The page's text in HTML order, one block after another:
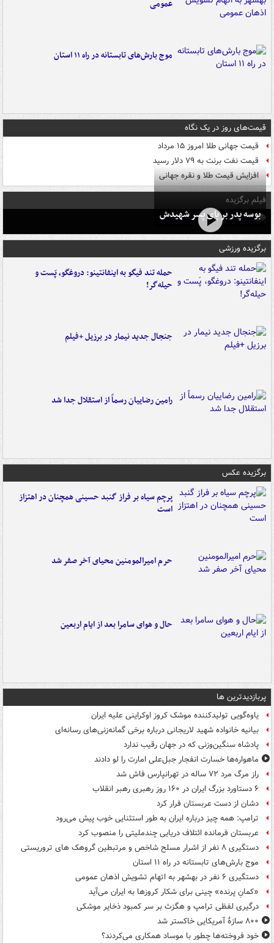
عمومی
موج بارش‌های تابستانه در راه ۱۱ استان
قیمت‌های روز در یک نگاه
قیمت جهانی طلا امروز ۱۵ مرداد
قیمت نفت برنت به ۷۹ دلار رسید
افزایش قیمت طلا و نقره جهانی
فیلم برگزیده
بوسه‌ پدر بر پای پسر شهیدش
برگزیده ورزشی
حمله تند فیگو به اینفانتینو: دروغگو، پَست‌ و
حیله‌گر!
جنجال جدید نیمار در برزیل +فیلم
رامین رضاییان رسماً از استقلال جدا شد
برگزیده عکس
پرچم سیاه بر فراز گنبد حسینی همچنان در اهتزاز
است
حرم امیرالمومنین محیای آخر صفر شد
حال و هوای سامرا بعد از ایام اربعین
پربازدیدترین ها
یاوه‌گویی تولیدکننده موشک کروز اوکراینی علیه ایران
بیانیه خانواده شهید لاریجانی درباره برخی گمانه‌زنی‌های رسانه‌ای
پادشاه سنگین‌وزنی که در جهان رقیب ندارد
ماهواره‌ها خسارت انفجار جبل‌علی امارت را لو دادند
راز مرگ مرد ۷۲ ساله در تهرانپارس فاش شد
۶ دستاورد بزرگ ایران در ۱۶۰ روز رهبری رهبر انقلاب
دشان از دست عربستان فرار کرد
ترامپ: همه چیز درباره ایران به طور استثنایی خوب پیش می‌رود
عربستان فرمانده ائتلاف دریایی چندملیتی را منصوب کرد
دستگیری ۸ نفر از اشرار مسلح شاخص و مرتبطین گروهک های تروریستی
موج بارش‌های تابستانه در راه ۱۱ استان
دستگیری ۶ نفر در بهشهر به اتهام تشویش اذهان عمومی
«کمانِ پرنده» چینی برای شکار کروزها به ایران می‌آید
درگیری لفظی ترامپ و هگزث بر سر کمبود ذخایر موشکی
۸۰۰ سازۀ آمریکایی خاکستر شد
خود فروخته‌ها چطور با موساد همکاری می‌کردند؟